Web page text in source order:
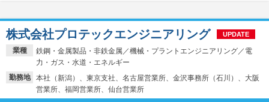
業種
鉄鋼・金属製品・非鉄金属／機械・プラントエンジニアリング／電
力・ガス・水道・エネルギー
勤務地
本社（新潟）、東京支社、名古屋営業所、金沢事務所（石川）、大阪
営業所、福岡営業所、仙台営業所
株式会社プロテックエンジニアリング UPDATE